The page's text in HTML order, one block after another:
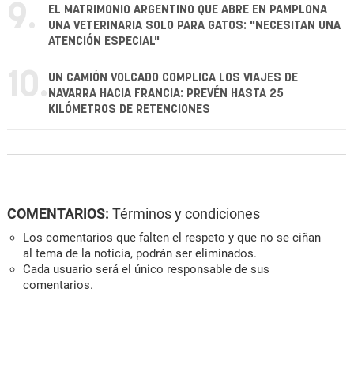
9.
EL MATRIMONIO ARGENTINO QUE ABRE EN PAMPLONA
UNA VETERINARIA SOLO PARA GATOS: "NECESITAN UNA
ATENCIÓN ESPECIAL"
10. UN CAMIÓN VOLCADO COMPLICA LOS VIAJES DE
NAVARRA HACIA FRANCIA: PREVÉN HASTA 25
KILÓMETROS DE RETENCIONES
COMENTARIOS: Términos y condiciones
Los comentarios que falten el respeto y que no se ciñan
al tema de la noticia, podrán ser eliminados.
Cada usuario será el único responsable de sus
comentarios.